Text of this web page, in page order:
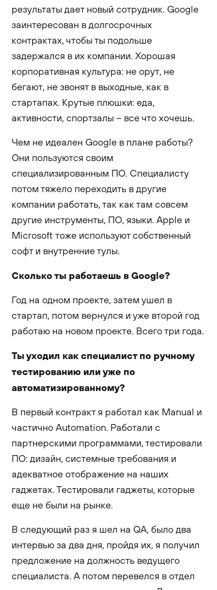
результаты дает новый сотрудник. Google
заинтересован в долгосрочных
контрактах, чтобы ты подольше
задержался в их компании. Хорошая
корпоративная культура: не орут, не
бегают, не звонят в выходные, как в
стартапах. Крутые плюшки: еда,
активности, спортзалы – все что хочешь.
Чем не идеален Google в плане работы?
Они пользуются своим
специализированным ПО. Специалисту
потом тяжело переходить в другие
компании работать, так как там совсем
другие инструменты, ПО, языки. Apple и
Microsoft тоже используют собственный
софт и внутренние тулы.
Сколько ты работаешь в Google?
Год на одном проекте, затем ушел в
стартап, потом вернулся и уже второй год
работаю на новом проекте. Всего три года.
Ты уходил как специалист по ручному
тестированию или уже по
автоматизированному?
В первый контракт я работал как Manual и
частично Automation. Работали с
партнерскими программами, тестировали
ПО: дизайн, системные требования и
адекватное отображение на наших
гаджетах. Тестировали гаджеты, которые
еще не были на рынке.
В следующий раз я шел на QA, было два
интервью за два дня, пройдя их, я получил
предложение на должность ведущего
специалиста. А потом перевелся в отдел